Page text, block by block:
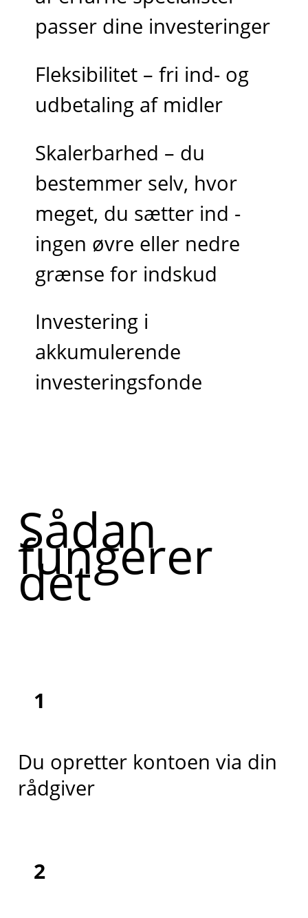
passer dine investeringer
Fleksibilitet – fri ind- og
udbetaling af midler
Skalerbarhed – du
bestemmer selv, hvor
meget, du sætter ind -
ingen øvre eller nedre
grænse for indskud
Investering i
akkumulerende
investeringsfonde
Sådan
fungerer
det
1
Du opretter kontoen via din
rådgiver
2